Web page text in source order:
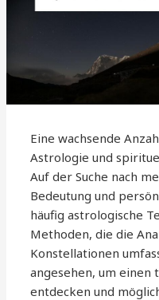
Eine wachsende
Astrologie und
Auf der Suche nach
Bedeutung und
häufig astrologische
Methoden, die die
Konstellationen
angesehen, um einen
entdecken und